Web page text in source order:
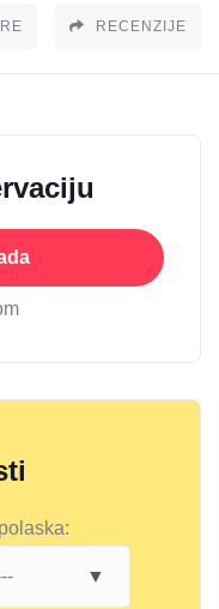
RECENZIJE